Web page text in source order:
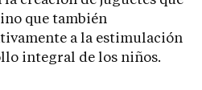
que también
a la estimulación
integral de los niños.